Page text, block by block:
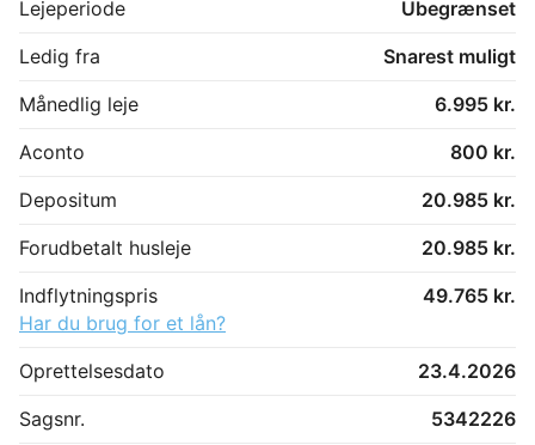
Lejeperiode
Ubegrænset
Ledig fra
Snarest muligt
Månedlig leje
6.995 kr.
Aconto
800 kr.
Depositum
20.985 kr.
Forudbetalt husleje
20.985 kr.
Indflytningspris
49.765 kr.
Har du brug for et lån?
Oprettelsesdato
23.4.2026
Sagsnr.
5342226